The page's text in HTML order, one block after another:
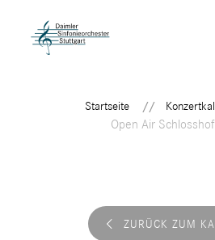
Startseite
Open Air
ZURÜCK ZUM